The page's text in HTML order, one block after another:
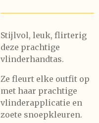
Stijlvol, leuk, flirterig
deze prachtige
vlinderhandtas.
Ze fleurt elke outfit op
met haar prachtige
vlinderapplicatie en
zoete snoepkleuren.